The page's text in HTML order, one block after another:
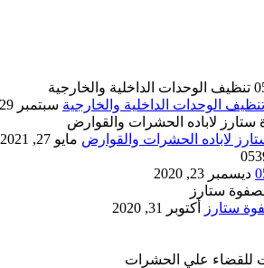
سبتمبر 29, 2021
مايو 27, 2021
ديسمبر 23, 2020
أكتوبر 31, 2020